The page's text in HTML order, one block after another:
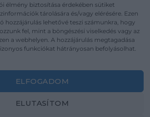
élmény biztosítása érdekében sütiket
tárolására és/vagy elérésére. Ezen
hozzájárulás lehetővé teszi számunkra, hogy
fel, mint a böngészési viselkedés vagy az
a webhelyen. A hozzájárulás megtagadása
funkciókat hátrányosan befolyásolhat.
ELFOGADOM
ELUTASÍTOM
Adatvédelem
Impresszum